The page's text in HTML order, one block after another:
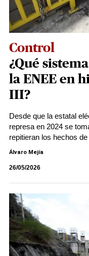
Control
¿Qué
la ENEE en
III?
Desde que la estatal
represa en 2024 se
repitieran los hechos
Álvaro Mejía
26/05/2026